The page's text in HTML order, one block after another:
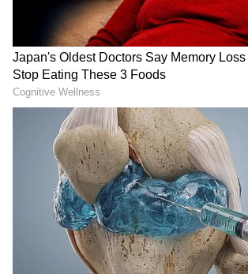
ಯಾವುದೋ ಹಳಸಿದ ಆಹಾರದ ಕೆಟ್ಟ
ಟಿಶ್ಯೂ ಪೇಪರ್‌ನಲ್ಲಿರುವ ಸೆಲ್ಯುಲೋಸ್
(Cellulose Fibers) ಗಾಳಿಯಲ್ಲಿನ
ಕೆಟ್ಟ ವಾಸನೆಗೆ ಕಾರಣವಾಗುವ ಆವಿಯಾಗುವ
ಸಂಯುಕ್ತಗಳನ್ನು (Volatile
ಹೀರಿಕೊಳ್ಳುತ್ತವೆ. ಫ್ರಿಡ್ಜ್‌ನ ಮೂಲೆಯಲ್ಲಿ
ಪೇಪರ್ ರೋಲ್ ಇಡುವುದು
ಒಂದು ಸೀಕ್ರೆಟ್ ಟ್ರಿಕ್.